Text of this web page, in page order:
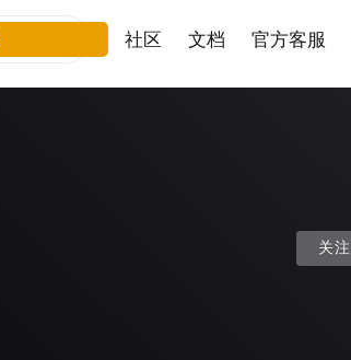
社区 文档 官方客服
关注